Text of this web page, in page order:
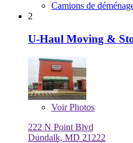
Camions de
2
U-Haul Moving &
VoirPhotos
222 N Point Blvd
Dundalk, MD 21222